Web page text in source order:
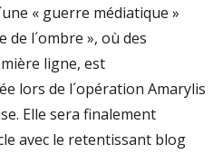
« guerre médiatique »
de l´ombre », où des
ligne, est
lors de l´opération Amarylis
Elle sera finalement
avec le retentissant blog